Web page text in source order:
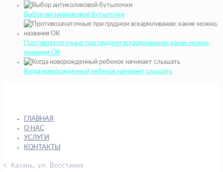
Выбор антиколиковой бутылочки
Противозачаточные при грудном вскармливании: какие можно,
названия ОК
Когда новорожденный ребенок начинает слышать
ГЛАВНАЯ
О НАС
УСЛУГИ
КОНТАКТЫ
г. Казань, ул. Восстания